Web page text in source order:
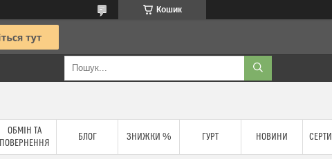
Кошик
ОБМІН ТА
ПОВЕРНЕННЯ
БЛОГ ЗНИЖКИ % ГУРТ НОВИНИ